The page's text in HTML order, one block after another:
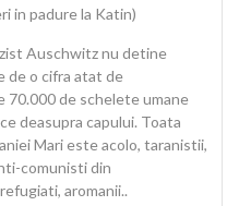
in padure la Katin)
Auschwitz nu detine
de o cifra atat de
70.000 de schelete umane
deasupra capului. Toata
Mari este acolo, taranistii,
comunisti din
aromanii..